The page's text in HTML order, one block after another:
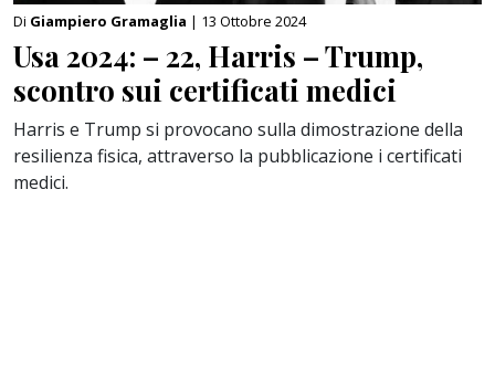
Di Giampiero Gramaglia | 13 Ottobre 2024
Usa 2024: – 22, Harris – Trump,
scontro sui certificati medici
Harris e Trump si provocano sulla dimostrazione della
resilienza fisica, attraverso la pubblicazione i certificati
medici.